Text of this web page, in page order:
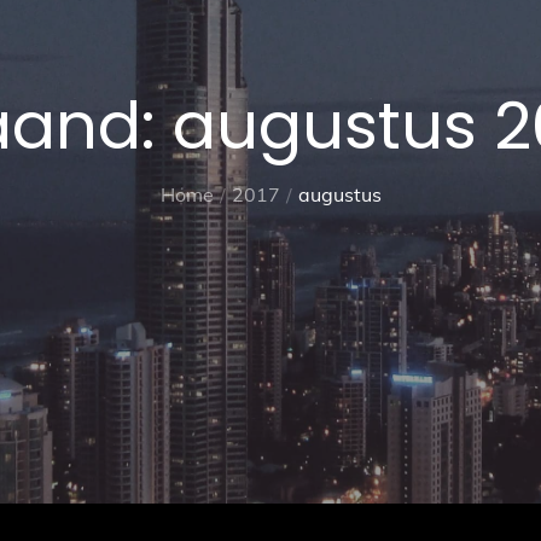
augustus
Home 2017 augustus